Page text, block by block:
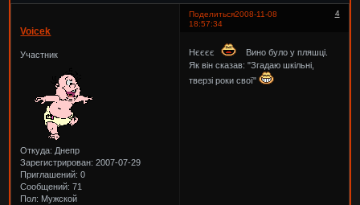
Поделиться 4
2008-11-08
18:57:34
Voicek
Участник
Откуда: Днепр
Зарегистрирован: 2007-07-29
Приглашений: 0
Сообщений: 71
Пол: Мужской
Нєєєє
Вино було у пляшці.
Як він сказав: "Згадаю шкільні,
тверзі роки свої"